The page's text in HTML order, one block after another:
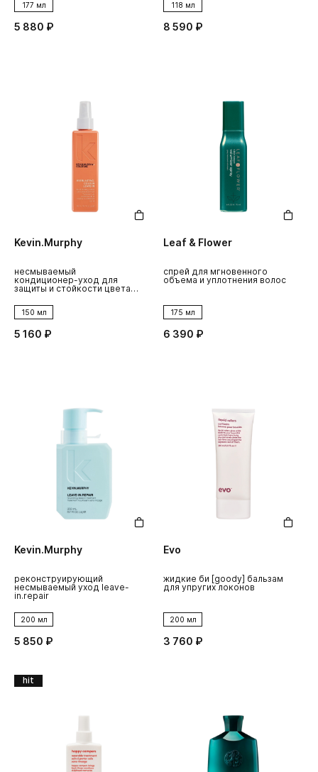
177 мл
5 880 ₽
118 мл
8 590 ₽
Kevin.Murphy
несмываемый
кондиционер-уход для
защиты и стойкости цвета
leave-in
150 мл
5 160 ₽
Leaf & Flower
спрей для мгновенного
объема и уплотнения волос
175 мл
6 390 ₽
Kevin.Murphy
реконструирующий
несмываемый уход leave-
in.repair
200 мл
5 850 ₽
Evo
жидкие би [goody] бальзам
для упругих локонов
200 мл
3 760 ₽
hit